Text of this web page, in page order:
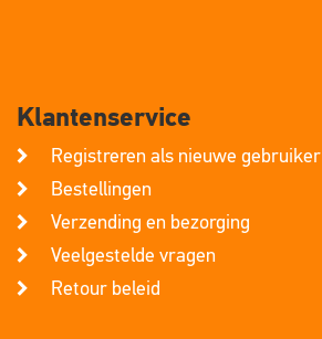
Klantenservice
Registreren als nieuwe gebruiker
Bestellingen
Verzending en bezorging
Veelgestelde vragen
Retour beleid